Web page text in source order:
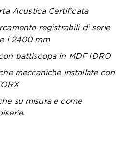
Acustica Certificata
registrabili di serie
i 2400 mm
battiscopa in MDF IDRO
meccaniche installate con
su misura e come